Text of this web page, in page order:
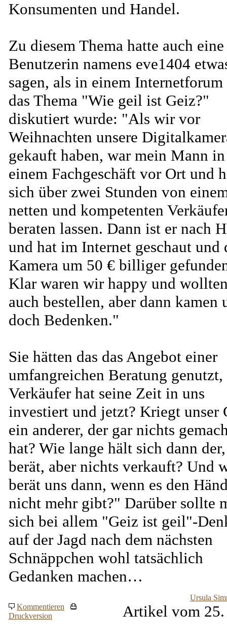
Konsumenten und Handel.
Zu diesem Thema hatte auch eine
Benutzerin namens eve1404
sagen, als in einem Internetforum
das Thema "Wie geil ist Geiz?"
diskutiert wurde: "Als wir vor
Weihnachten unsere
gekauft haben, war mein Mann in
einem Fachgeschäft vor Ort und
sich über zwei Stunden von
netten und kompetenten
beraten lassen. Dann ist er nach
und hat im Internet geschaut und
Kamera um 50 € billiger
Klar waren wir happy und
auch bestellen, aber dann kamen
doch Bedenken."
Sie hätten das das Angebot einer
umfangreichen Beratung
Verkäufer hat seine Zeit in uns
investiert und jetzt? Kriegt unser
ein anderer, der gar nichts
hat? Wie lange hält sich dann
berät, aber nichts verkauft? Und
berät uns dann, wenn es den
nicht mehr gibt?" Darüber sollte
sich bei allem "Geiz ist geil"-
auf der Jagd nach dem nächsten
Schnäppchen wohl tatsächlich
Gedanken machen…
Ursula
Kommentieren
Druckversion
Artikel vom